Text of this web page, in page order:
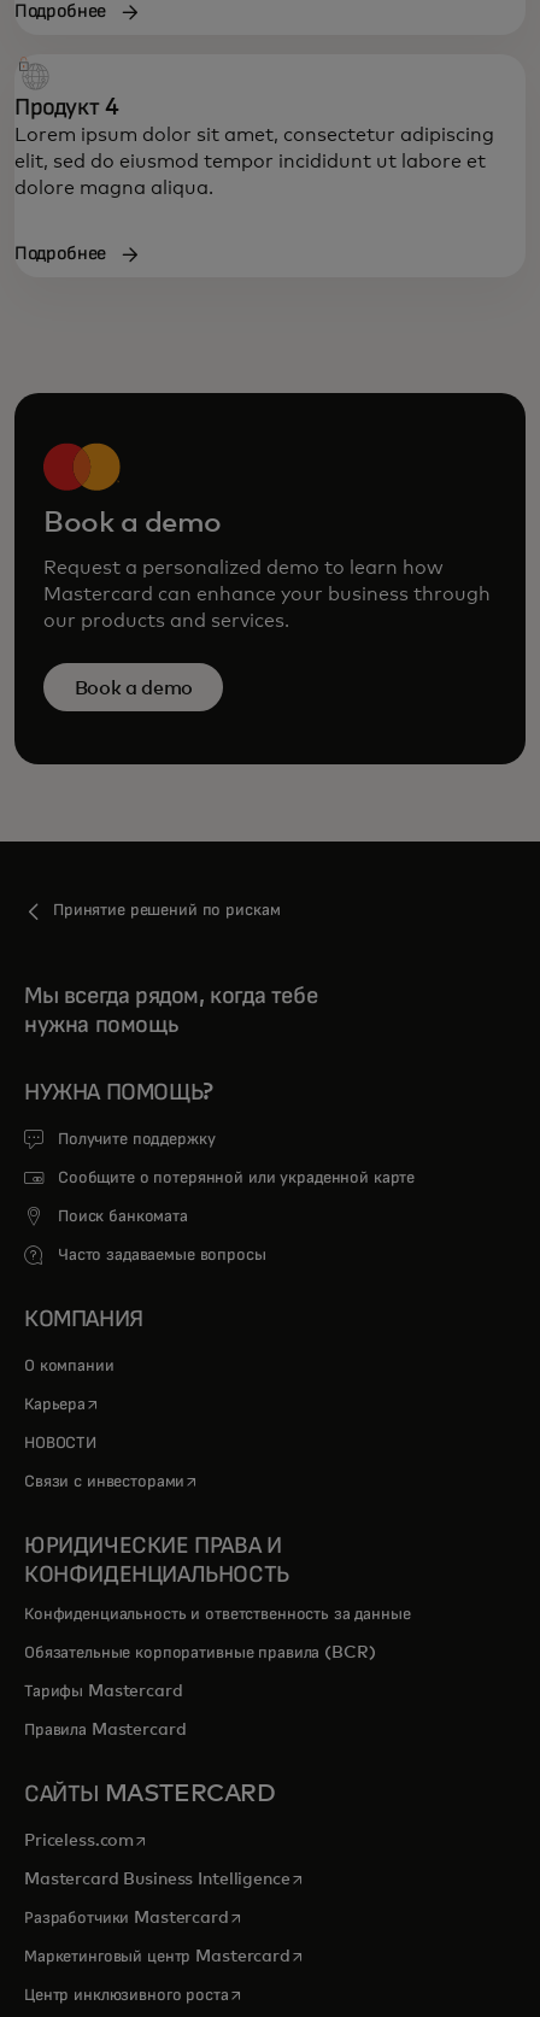
Подробнее
Продукт 4
Lorem ipsum dolor sit amet, consectetur adipiscing
elit, sed do eiusmod tempor incididunt ut labore et
dolore magna aliqua.
Подробнее
Book a demo
Request a personalized demo to learn how
Mastercard can enhance your business through
our products and services.
Book a demo
Принятие решений по рискам
Мы всегда рядом, когда тебе
нужна помощь
НУЖНА ПОМОЩЬ?
Получите поддержку
Сообщите о потерянной или украденной карте
Поиск банкомата
Часто задаваемые вопросы
КОМПАНИЯ
О компании
Карьера opens in a new tab
НОВОСТИ
Связи с инвесторами opens in a new tab
ЮРИДИЧЕСКИЕ ПРАВА И
КОНФИДЕНЦИАЛЬНОСТЬ
Конфиденциальность и ответственность за данные
Обязательные корпоративные правила (BCR)
Тарифы Mastercard
Правила Mastercard
САЙТЫ MASTERCARD
Priceless.com opens in a new tab
Mastercard Business Intelligenceopens in a new tab
Разработчики Mastercardopens in a new tab
Маркетинговый центр Mastercardopens in a new tab
Центр инклюзивного ростаopens in a new tab